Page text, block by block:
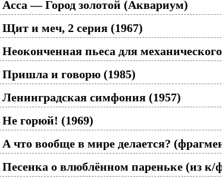
Асса — Город золотой (Аквариум)
Щит и меч, 2 серия (1967)
Неоконченная пьеса для
Пришла и говорю (1985)
Ленинградская симфония (1957)
Не горюй! (1969)
А что вообще в мире делается?
Песенка о влюблённом пареньке (из